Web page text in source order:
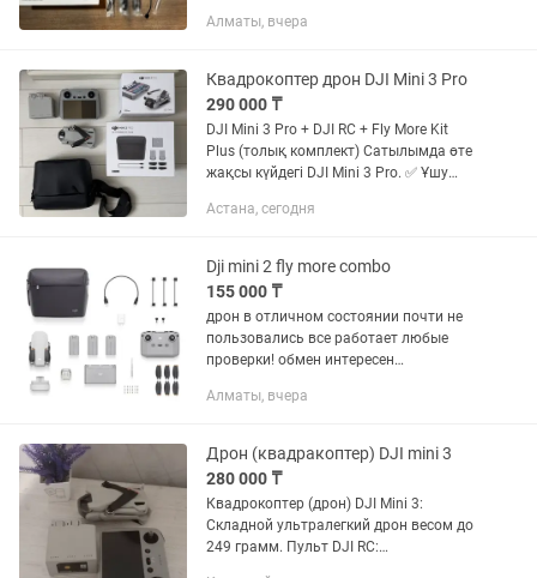
Полностью оригинальный DJI, без
ремонтов и скрытых дефектов. Все
оригинальный комплект в...
Алматы, вчера
Квадрокоптер дрон DJI Mini 3 Pro
290 000 ₸
DJI Mini 3 Pro + DJI RC + Fly More Kit
Plus (толық комплект) Сатылымда өте
жақсы күйдегі DJI Mini 3 Pro. ✅ Ұшу
ұшу ғана жасаған ✅ Құламаған,
Астана, сегодня
Dji mini 2 fly more combo
155 000 ₸
дрон в отличном состоянии почти не
пользовались все работает любые
проверки! обмен интересен
Алматы, вчера
Дрон (квадракоптер) DJI mini 3
280 000 ₸
Квадрокоптер (дрон) DJI Mini 3:
Складной ультралегкий дрон весом до
249 грамм. Пульт DJI RC: